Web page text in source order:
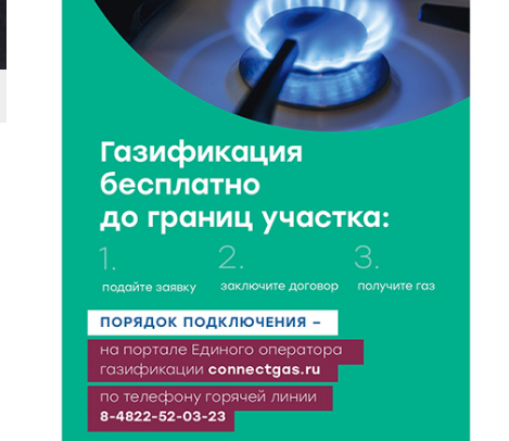
8 Авг 2026 14:23
Тверские экологи сняли на видео медвежий обед
70
Виталий Королев запустил веловолну на Волге в
Калязине
8 Авг 2026 13:37 240
Чем удивит X Международный фестиваль «Калитка»
в 2026 году?
8 Авг 2026 12:37 192
Забыл вещи в транспорте? Рассказываем, что ждёт
пассажиров по новым правилам